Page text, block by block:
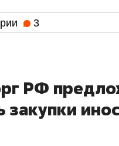
3
РФ
закупки